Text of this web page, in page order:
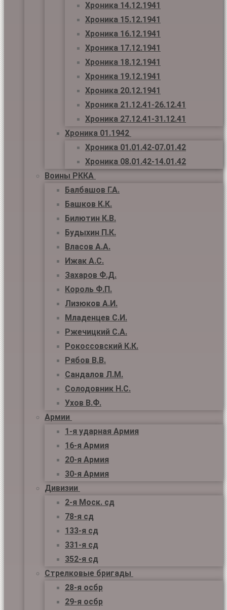
Хроника 14.12.1941
Хроника 15.12.1941
Хроника 16.12.1941
Хроника 17.12.1941
Хроника 18.12.1941
Хроника 19.12.1941
Хроника 20.12.1941
Хроника 21.12.41-26.12.41
Хроника 27.12.41-31.12.41
Хроника 01.1942
Хроника 01.01.42-07.01.42
Хроника 08.01.42-14.01.42
Воины РККА
Балбашов Г.А.
Башков К.К.
Билютин К.В.
Будыхин П.К.
Власов А.А.
Ижак А.С.
Захаров Ф.Д.
Король Ф.П.
Лизюков А.И.
Младенцев С.И.
Ржечицкий С.А.
Рокоссовский К.К.
Рябов В.В.
Сандалов Л.М.
Солодовник Н.С.
Ухов В.Ф.
Армии
1-я ударная Армия
16-я Армия
20-я Армия
30-я Армия
Дивизии
2-я Моск. сд
78-я сд
133-я сд
331-я сд
352-я сд
Стрелковые бригады
28-я осбр
29-я осбр